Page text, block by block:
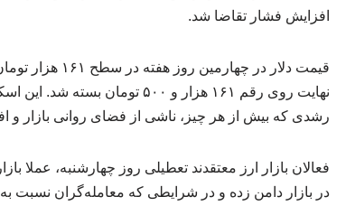
افزایش فشار تقاضا شد.
قیمت دلار در
رشدی که بیش از هر چیز، ناشی از فضای روانی بازار و
فعالان بازار ارز معتقدند تعطیلی‌ روز چهارشنبه،
در بازار دامن زده و در شرایطی که معامله‌گران نسبت به